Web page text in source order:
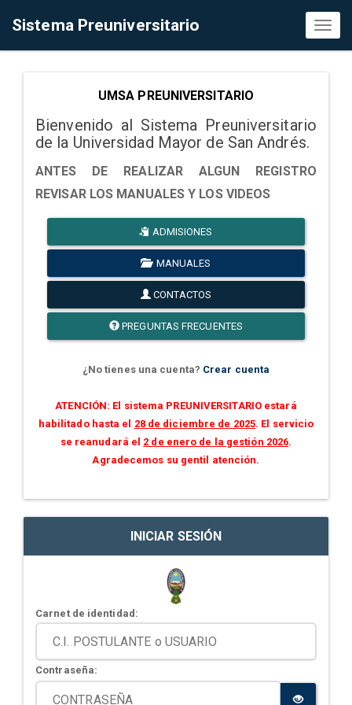
Sistema Preuniversitario
UMSA PREUNIVERSITARIO
Bienvenido al Sistema Preuniversitario
de la Universidad Mayor de San Andrés.
ANTES DE REALIZAR ALGUN REGISTRO
REVISAR LOS MANUALES Y LOS VIDEOS
ADMISIONES
MANUALES
CONTACTOS
PREGUNTAS FRECUENTES
¿No tienes una cuenta? Crear cuenta
ATENCIÓN: El sistema PREUNIVERSITARIO estará
habilitado hasta el 28 de diciembre de 2025. El servicio
se reanudará el 2 de enero de la gestión 2026.
Agradecemos su gentil atención.
INICIAR SESIÓN
Carnet de identidad:
Contraseña: